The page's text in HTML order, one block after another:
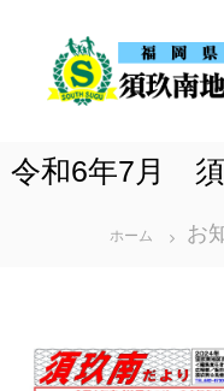
へ令和6年7月 須
ホーム お